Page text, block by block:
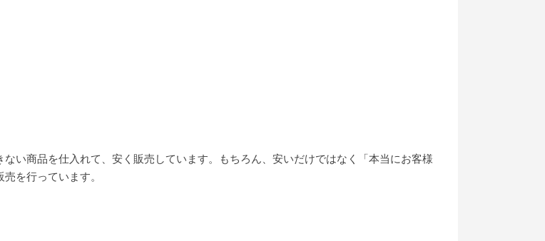
い商品を仕入れて、安く販売しています。もちろん、安いだけではなく「本当にお客様
を行っています。